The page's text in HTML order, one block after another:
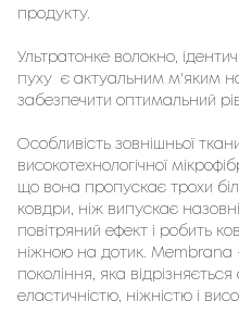
продукту.
Ультратонке волокно,
пуху є актуальним м'яким
забезпечити оптимальний
Особливість зовнішньої
високотехнологічної
що вона пропускає трохи
ковдри, ніж випускає
повітряний ефект і робить
ніжною на дотик. Membrana
покоління, яка
еластичністю, ніжністю і